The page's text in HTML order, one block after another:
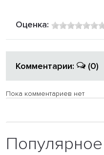
Оценка:
Комментарии: (0)
Пока комментариев нет
Популярное